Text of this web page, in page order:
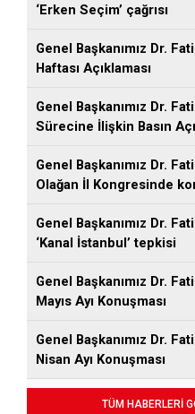
‘Erken Seçim’ çağrısı
Genel Başkanımız Dr.
Haftası Açıklaması
Genel Başkanımız Dr.
Sürecine İlişkin Basın
Genel Başkanımız Dr.
Olağan İl Kongresinde
Genel Başkanımız Dr.
‘Kanal İstanbul’ tepkisi
Genel Başkanımız Dr.
Mayıs Ayı Konuşması
Genel Başkanımız Dr.
Nisan Ayı Konuşması
TÜM HABERLERİ